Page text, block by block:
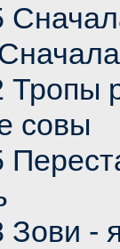
Тропы
совы
Зови -